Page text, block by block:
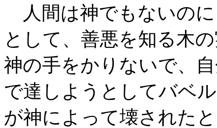
人間は神でもないの
として、善悪を知る木
神の手をかりないで、
で達しようとしてバベ
が神によって壊された